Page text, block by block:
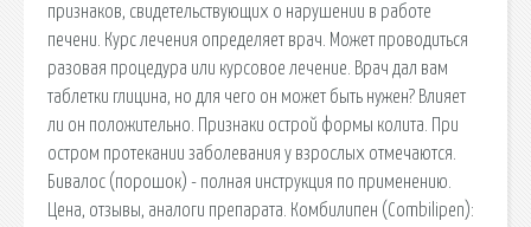
признаков, свидетельствующих о нарушении в работе
печени. Курс лечения определяет врач. Может проводиться
разовая процедура или курсовое лечение. Врач дал вам
таблетки глицина, но для чего он может быть нужен? Влияет
ли он положительно. Признаки острой формы колита. При
остром протекании заболевания у взрослых отмечаются.
Бивалос (порошок) - полная инструкция по применению.
Цена, отзывы, аналоги препарата. Комбилипен (Combilipen):